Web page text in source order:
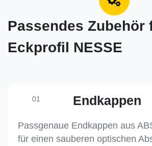
Passendes Zubehör
Eckprofil NESSE
01 Endkappen
Passgenaue Endkappen aus
für einen sauberen optischen